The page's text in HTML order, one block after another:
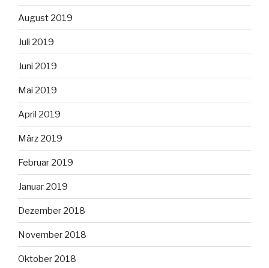
August 2019
Juli 2019
Juni 2019
Mai 2019
April 2019
März 2019
Februar 2019
Januar 2019
Dezember 2018
November 2018
Oktober 2018